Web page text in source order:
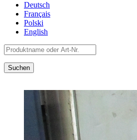
Deutsch
Français
Polski
English